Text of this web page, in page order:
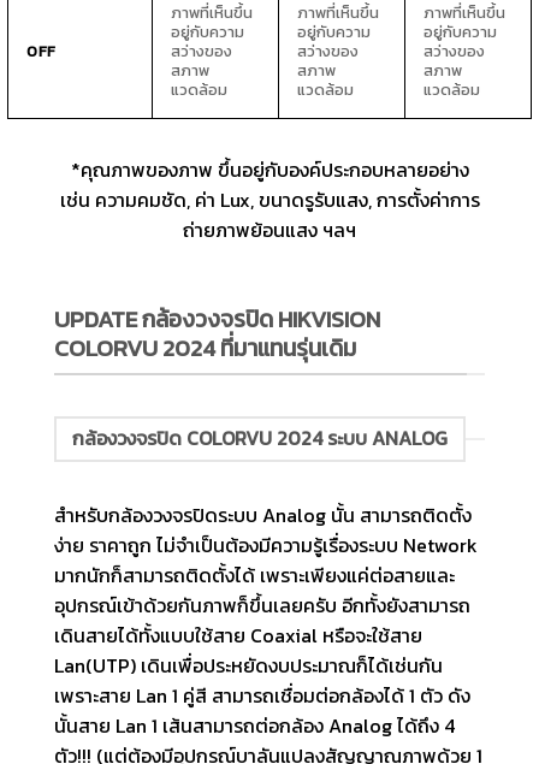
OFF
ภาพที่เห็นขึ้น
อยู่กับความ
สว่างของ
สภาพ
แวดล้อม
ภาพที่เห็นขึ้น
อยู่กับความ
สว่างของ
สภาพ
แวดล้อม
ภาพที่เห็นขึ้น
อยู่กับความ
สว่างของ
สภาพ
แวดล้อม
*คุณภาพของภาพ ขึ้นอยู่กับองค์ประกอบหลายอย่าง
เช่น ความคมชัด, ค่า Lux, ขนาดรูรับแสง, การตั้งค่าการ
ถ่ายภาพย้อนแสง ฯลฯ
UPDATE กล้องวงจรปิด HIKVISION
COLORVU 2024 ที่มาแทนรุ่นเดิม
กล้องวงจรปิด COLORVU 2024 ระบบ ANALOG
สำหรับกล้องวงจรปิดระบบ Analog นั้น สามารถติดตั้ง
ง่าย ราคาถูก ไม่จำเป็นต้องมีความรู้เรื่องระบบ Network
มากนักก็สามารถติดตั้งได้ เพราะเพียงแค่ต่อสายและ
อุปกรณ์เข้าด้วยกันภาพก็ขึ้นเลยครับ อีกทั้งยังสามารถ
เดินสายได้ทั้งแบบใช้สาย Coaxial หรือจะใช้สาย
Lan(UTP) เดินเพื่อประหยัดงบประมาณก็ได้เช่นกัน
เพราะสาย Lan 1 คู่สี สามารถเชื่อมต่อกล้องได้ 1 ตัว ดัง
นั้นสาย Lan 1 เส้นสามารถต่อกล้อง Analog ได้ถึง 4
ตัว!!! (แต่ต้องมีอุปกรณ์บาลันแปลงสัญญาณภาพด้วย 1